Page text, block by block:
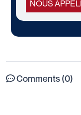
NOUS
Comments (0)